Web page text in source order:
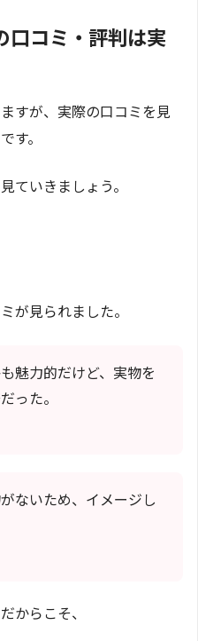
口コミ・評判は実
すが、実際の口コミを見
す。
ていきましょう。
が見られました。
魅力的だけど、実物を
った。
ないため、イメージし
からこそ、